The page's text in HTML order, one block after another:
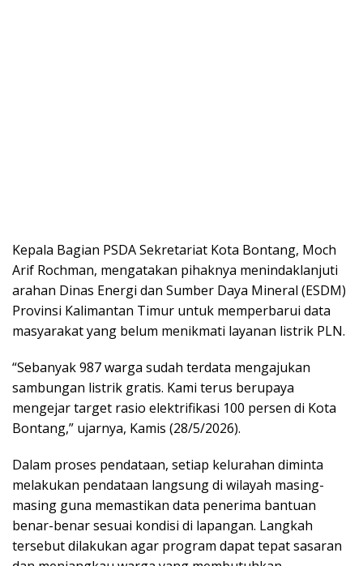
Kepala Bagian PSDA Sekretariat Kota Bontang, Moch
Arif Rochman, mengatakan pihaknya menindaklanjuti
arahan Dinas Energi dan Sumber Daya Mineral (ESDM)
Provinsi Kalimantan Timur untuk memperbarui data
masyarakat yang belum menikmati layanan listrik PLN.
“Sebanyak 987 warga sudah terdata mengajukan
sambungan listrik gratis. Kami terus berupaya
mengejar target rasio elektrifikasi 100 persen di Kota
Bontang,” ujarnya, Kamis (28/5/2026).
Dalam proses pendataan, setiap kelurahan diminta
melakukan pendataan langsung di wilayah masing-
masing guna memastikan data penerima bantuan
benar-benar sesuai kondisi di lapangan. Langkah
tersebut dilakukan agar program dapat tepat sasaran